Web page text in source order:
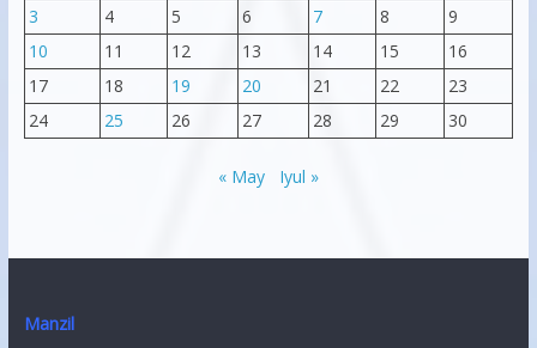
3
4 5 6 7 8
9
10
11 12 13 14 15
16
17
18 19 20 21 22
23
24
25 26 27 28 29 30
« May Iyul »
Manzil